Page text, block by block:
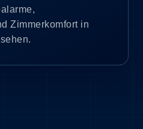
Zimmerkomfort in